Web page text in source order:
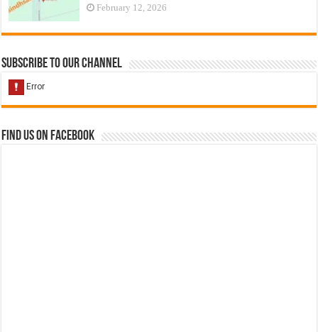
February 12, 2026
Subscribe to our Channel
Find us on Facebook